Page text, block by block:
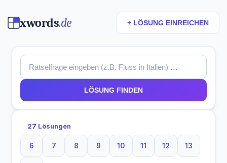
xwords.de + LÖSUNG EINREICHEN
LÖSUNG FINDEN
27 Lösungen
6
6 Buchstaben
7
7 Buchstaben
8
8 Buchstaben
9
9 Buchstaben
10
10 Buchstaben
11
11 Buchstaben
12
12 Buchstaben
13
13